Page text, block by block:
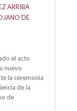
ARRIBA
DE
el acto
nuevo
la ceremonia
de la
de